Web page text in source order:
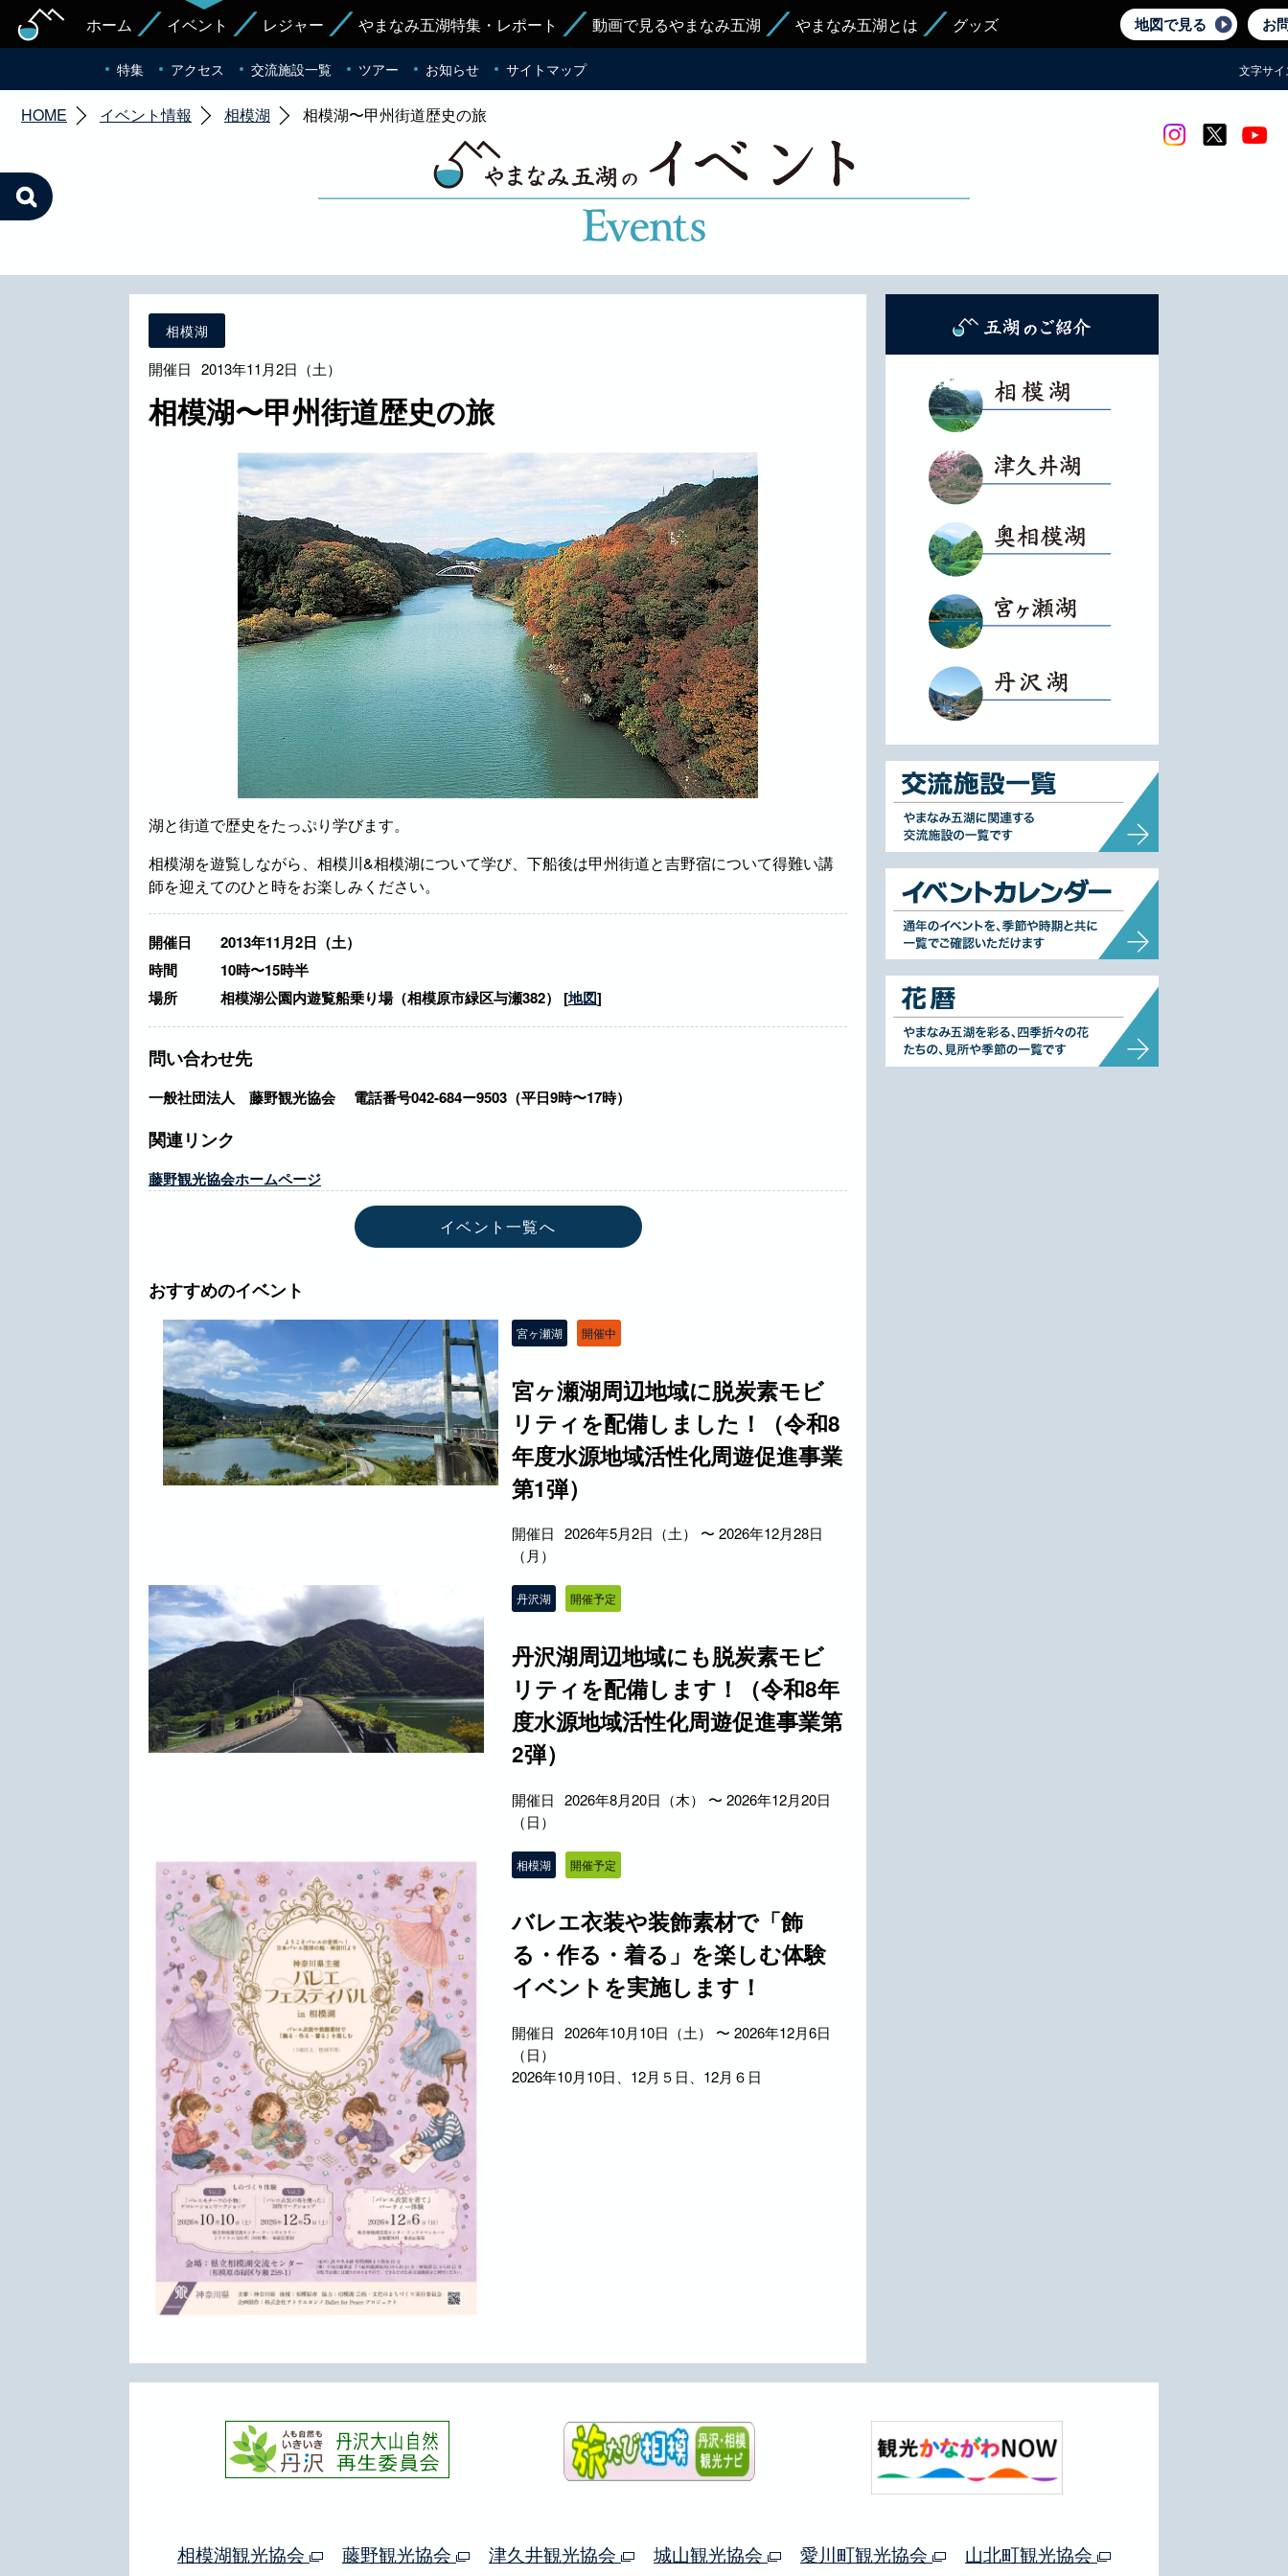
ホーム イベント レジャー やまなみ五湖特集・レポート 動画で見るやまなみ五湖 やまなみ五湖とは グッズ 地図で見る お
特集 アクセス 交流施設一覧 ツアー お知らせ サイトマップ 文字サイ
HOME イベント情報 相模湖 相模湖〜甲州街道歴史の旅
Instagram twitter
相模湖
開催日 2013年11月2日（土）
相模湖〜甲州街道歴史の旅
湖と街道で歴史をたっぷり学びます。
相模湖を遊覧しながら、相模川&相模湖について学び、下船後は甲州街道と吉野宿について得難い講
師を迎えてのひと時をお楽しみください。
開催日
2013年11月2日（土）
時間
10時〜15時半
場所
相模湖公園内遊覧船乗り場（相模原市緑区与瀬382） [地図]
問い合わせ先
一般社団法人 藤野観光協会 電話番号042-684ー9503（平日9時〜17時）
関連リンク
藤野観光協会ホームページ
イベント一覧へ
おすすめのイベント
宮ヶ瀬湖 開催中
宮ヶ瀬湖周辺地域に脱炭素モビ
リティを配備しました！（令和8
年度水源地域活性化周遊促進事業
第1弾）
開催日 2026年5月2日（土） 〜 2026年12月28日
（月）
丹沢湖 開催予定
丹沢湖周辺地域にも脱炭素モビ
リティを配備します！（令和8年
度水源地域活性化周遊促進事業第
2弾）
開催日 2026年8月20日（木） 〜 2026年12月20日
（日）
相模湖 開催予定
バレエ衣装や装飾素材で「飾
る・作る・着る」を楽しむ体験
イベントを実施します！
開催日 2026年10月10日（土） 〜 2026年12月6日
（日）
2026年10月10日、12月５日、12月６日
相模湖観光協会 藤野観光協会 津久井観光協会 城山観光協会 愛川町観光協会 山北町観光協会